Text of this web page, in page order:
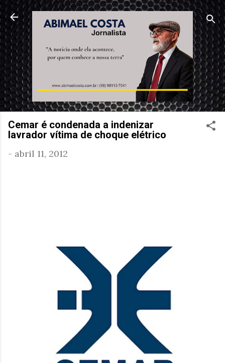
Pular para o conteúdo principal
Cemar é condenada a indenizar
lavrador vítima de choque elétrico
- abril 11, 2012